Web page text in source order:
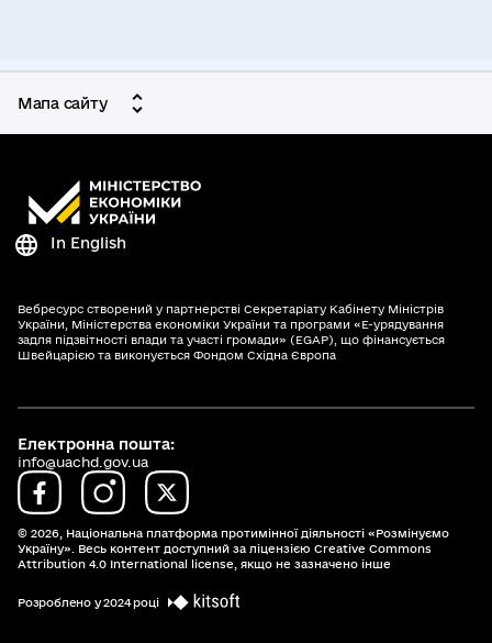
Мапа сайту
In English
Вебресурс створений у партнерстві Секретаріату Кабінету Міністрів
України, Міністерства економіки України та програми «Е-урядування
задля підзвітності влади та участі громади» (EGAP), що фінансується
Швейцарією та виконується Фондом Східна Європа
© 2026, Національна платформа протимінної діяльності «Розмінуємо
Україну». Весь контент доступний за ліцензією Creative Commons
Attribution 4.0 International license, якщо не зазначено інше
Електронна пошта:
info@uachd.gov.ua
Розроблено у 2024 році